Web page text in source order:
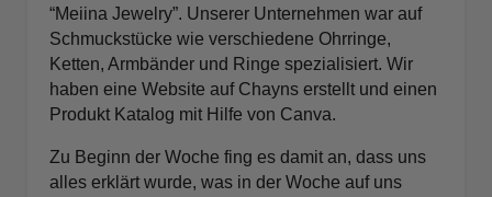
“Meiina Jewelry”. Unserer Unternehmen war auf
Schmuckstücke wie verschiedene Ohrringe,
Ketten, Armbänder und Ringe spezialisiert. Wir
haben eine Website auf Chayns erstellt und einen
Produkt Katalog mit Hilfe von Canva.
Zu Beginn der Woche fing es damit an, dass uns
alles erklärt wurde, was in der Woche auf uns